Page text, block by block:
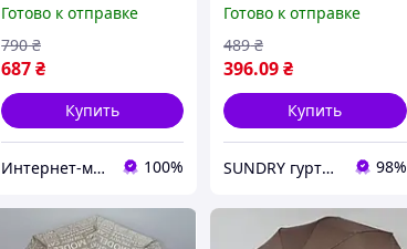
принтом 9 спиц
антиветер Фиолетовый
Готово к отправке
687₴
790 ₴
Купить
Интернет-магазин "Дешевле Нет" 100%
красный
Готово к отправке
396.09₴
489 ₴
Купить
SUNDRY гуртово-роздрібний інтернет-магазин 98%